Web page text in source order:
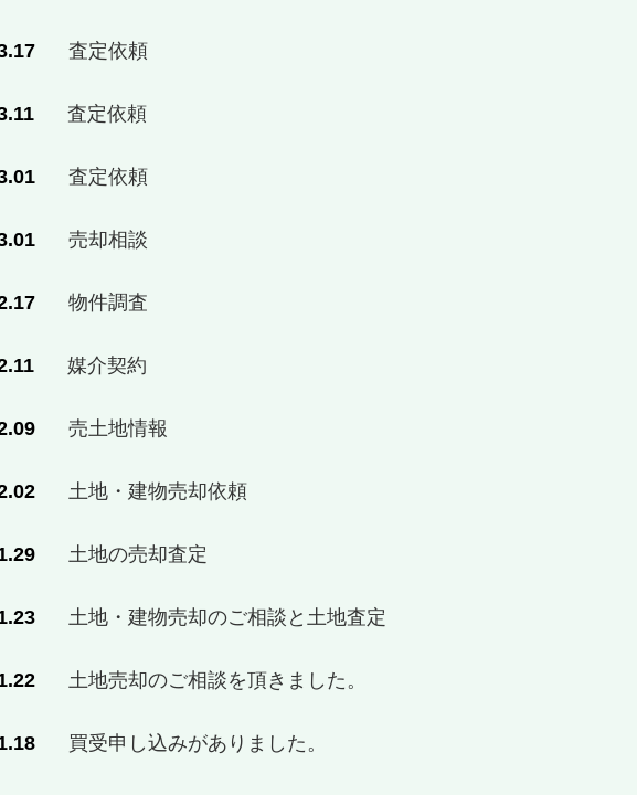
査定依頼
査定依頼
査定依頼
売却相談
物件調査
媒介契約
売土地情報
土地・建物売却依頼
土地の売却査定
土地・建物売却のご相談と土地査定
土地売却のご相談を頂きました。
買受申し込みがありました。